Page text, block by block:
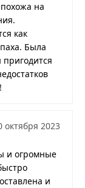
на
как
Была
пригодится
октября 2023
и огромные
и